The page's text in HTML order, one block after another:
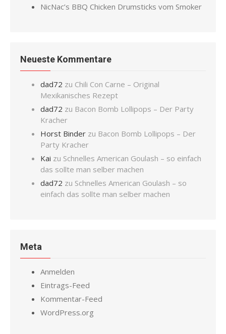
NicNac’s BBQ Chicken Drumsticks vom Smoker
Neueste Kommentare
dad72 zu Chili Con Carne – Original
Mexikanisches Rezept
dad72 zu Bacon Bomb Lollipops – Der Party
Kracher
Horst Binder zu Bacon Bomb Lollipops – Der
Party Kracher
Kai zu Schnelles American Goulash – so einfach
das sollte man selber machen
dad72 zu Schnelles American Goulash – so
einfach das sollte man selber machen
Meta
Anmelden
Eintrags-Feed
Kommentar-Feed
WordPress.org